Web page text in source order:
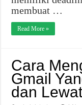
membuat …
Read More »
Cara
Gmail
dan